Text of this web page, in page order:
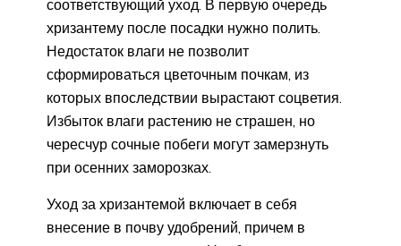
соответствующий уход. В первую очередь
хризантему после посадки нужно полить.
Недостаток влаги не позволит
сформироваться цветочным почкам, из
которых впоследствии вырастают соцветия.
Избыток влаги растению не страшен, но
чересчур сочные побеги могут замерзнуть
при осенних заморозках.
Уход за хризантемой включает в себя
внесение в почву удобрений, причем в